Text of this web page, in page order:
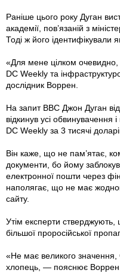
Раніше цього року Дуган
академії, пов’язаній з
Тоді ж його ідентифікували
«Для мене цілком
DC Weekly та
дослідник Воррен.
На запит ВВС Джон Дуган
відкинув усі обвинувачення
DC Weekly за 3 тисячі
Він каже, що не пам’ятає,
документи, бо йому
електронної пошти через
наполягає, що не має
сайту.
Утім експерти
більшої проросійської
«Не має великого значення,
хлопець, — пояснює